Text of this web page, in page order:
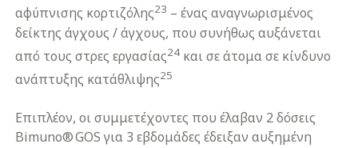
αφύπνισης κορτιζόλης23 – ένας αναγνωρισμένος
δείκτης άγχους / άγχους, που συνήθως αυξάνεται
από τους στρες εργασίας24 και σε άτομα σε κίνδυνο
ανάπτυξης κατάθλιψης25
Επιπλέον, οι συμμετέχοντες που έλαβαν 2 δόσεις
Bimuno® GOS για 3 εβδομάδες έδειξαν αυξημένη